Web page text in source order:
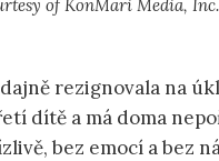
of KonMari Media, Inc.
rezignovala na
dítě a má doma
bez emocí a bez